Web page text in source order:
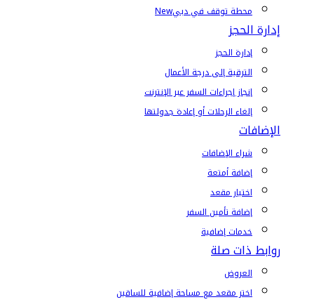
محطة توقف في دبيNew
إدارة الحجز
إدارة الحجز
الترقية إلى درجة الأعمال
إنجاز إجراءات السفر عبر الإنترنت
إلغاء الرحلات أو إعادة جدولتها
الإضافات
شراء الإضافات
إضافة أمتعة
اختيار مقعد
إضافة تأمين السفر
خدمات إضافية
روابط ذات صلة
العروض
اختر مقعد مع مساحة إضافية للساقين